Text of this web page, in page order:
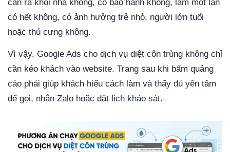
cần ra khỏi nhà không, có bảo hành không, làm một lần
có hết không, có ảnh hưởng trẻ nhỏ, người lớn tuổi
hoặc thú cưng không.
Vì vậy, Google Ads cho dịch vụ diệt côn trùng không chỉ
cần kéo khách vào website. Trang sau khi bấm quảng
cáo phải giúp khách hiểu cách làm và thấy đủ yên tâm
để gọi, nhắn Zalo hoặc đặt lịch khảo sát.